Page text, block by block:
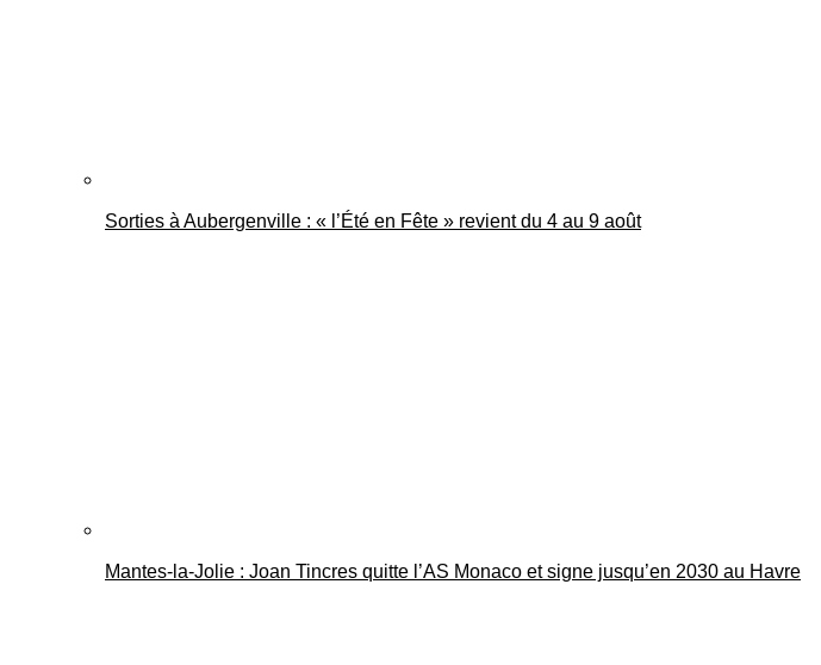
Sorties à Aubergenville : « l’Été en Fête » revient du 4 au 9 août
Mantes-la-Jolie : Joan Tincres quitte l’AS Monaco et signe jusqu’en 2030 au Havre